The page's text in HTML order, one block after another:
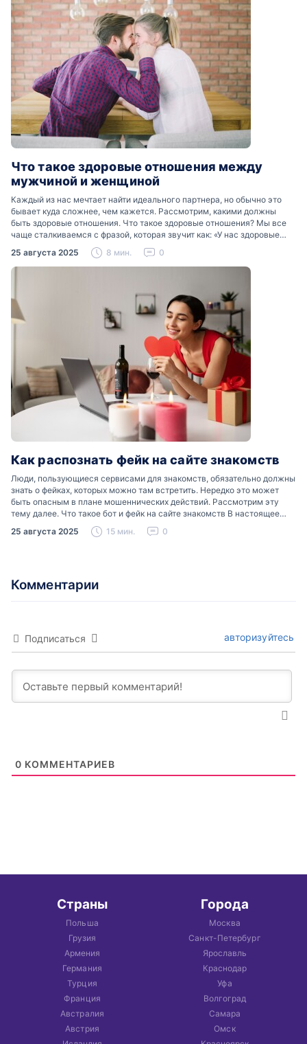
Что такое здоровые отношения между
мужчиной и женщиной
Каждый из нас мечтает найти идеального партнера, но обычно это
бывает куда сложнее, чем кажется. Рассмотрим, какими должны
быть здоровые отношения. Что такое здоровые отношения? Мы все
чаще сталкиваемся с фразой, которая звучит как: «У нас здоровые
отношения». Что именно подразумевается…
25 августа 2025 8 мин. 0
Как распознать фейк на сайте знакомств
Люди, пользующиеся сервисами для знакомств, обязательно должны
знать о фейках, которых можно там встретить. Нередко это может
быть опасным в плане мошеннических действий. Рассмотрим эту
тему далее. Что такое бот и фейк на сайте знакомств В настоящее
время можно встретить свою…
25 августа 2025 15 мин. 0
Комментарии
Подписаться авторизуйтесь
0 КОММЕНТАРИЕВ
Страны
Польша
Грузия
Армения
Германия
Турция
Франция
Австралия
Австрия
Города
Москва
Санкт-Петербург
Ярославль
Краснодар
Уфа
Волгоград
Самара
Омск